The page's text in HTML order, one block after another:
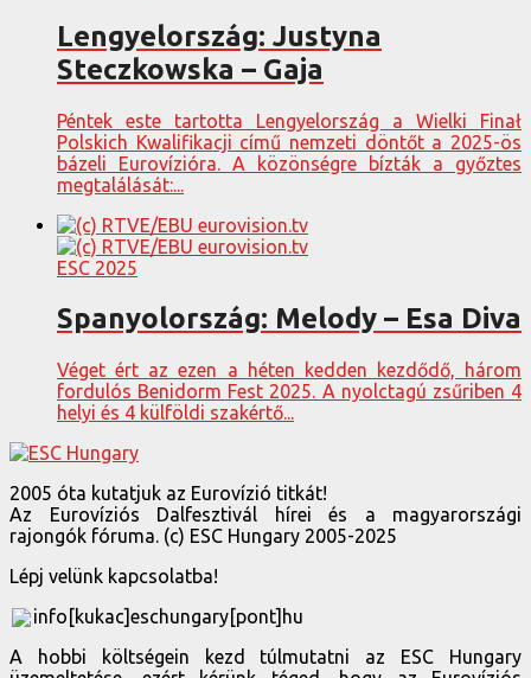
Lengyelország: Justyna
Steczkowska – Gaja
Péntek este tartotta Lengyelország a Wielki Finał
Polskich Kwalifikacji című nemzeti döntőt a 2025-ös
bázeli Eurovízióra. A közönségre bízták a győztes
megtalálását:...
ESC 2025
Spanyolország: Melody – Esa Diva
Véget ért az ezen a héten kedden kezdődő, három
fordulós Benidorm Fest 2025. A nyolctagú zsűriben 4
helyi és 4 külföldi szakértő...
2005 óta kutatjuk az Eurovízió titkát!
Az Eurovíziós Dalfesztivál hírei és a magyarországi
rajongók fóruma. (c) ESC Hungary 2005-2025
Lépj velünk kapcsolatba!
info[kukac]eschungary[pont]hu
A hobbi költségein kezd túlmutatni az ESC Hungary